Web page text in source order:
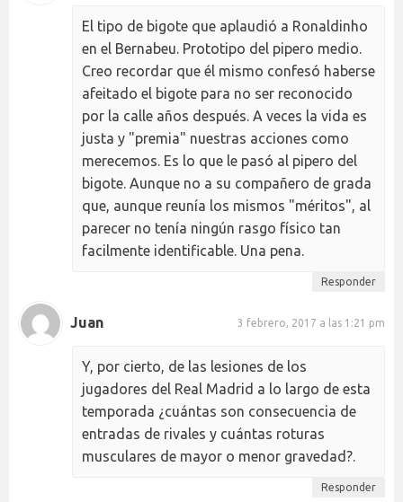
El tipo de bigote que aplaudió a Ronaldinho
en el Bernabeu. Prototipo del pipero medio.
Creo recordar que él mismo confesó haberse
afeitado el bigote para no ser reconocido
por la calle años después. A veces la vida es
justa y "premia" nuestras acciones como
merecemos. Es lo que le pasó al pipero del
bigote. Aunque no a su compañero de grada
que, aunque reunía los mismos "méritos", al
parecer no tenía ningún rasgo físico tan
facilmente identificable. Una pena.
Responder
Juan 3 febrero, 2017 a las 1:21 pm
Y, por cierto, de las lesiones de los
jugadores del Real Madrid a lo largo de esta
temporada ¿cuántas son consecuencia de
entradas de rivales y cuántas roturas
musculares de mayor o menor gravedad?.
Responder